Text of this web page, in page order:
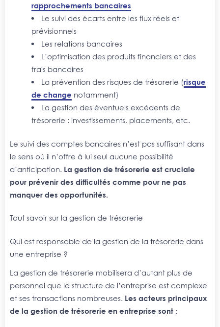
rapprochements bancaires
Le suivi des écarts entre les flux réels et
prévisionnels
Les relations bancaires
L’optimisation des produits financiers et des
frais bancaires
La prévention des risques de trésorerie (risque
de change notamment)
La gestion des éventuels excédents de
trésorerie : investissements, placements, etc.
Le suivi des comptes bancaires n’est pas suffisant dans
le sens où il n’offre à lui seul aucune possibilité
d’anticipation. La gestion de trésorerie est cruciale
pour prévenir des difficultés comme pour ne pas
manquer des opportunités.
Tout savoir sur la gestion de trésorerie
Qui est responsable de la gestion de la trésorerie dans
une entreprise ?
La gestion de trésorerie mobilisera d’autant plus de
personnel que la structure de l’entreprise est complexe
et ses transactions nombreuses. Les acteurs principaux
de la gestion de trésorerie en entreprise sont :